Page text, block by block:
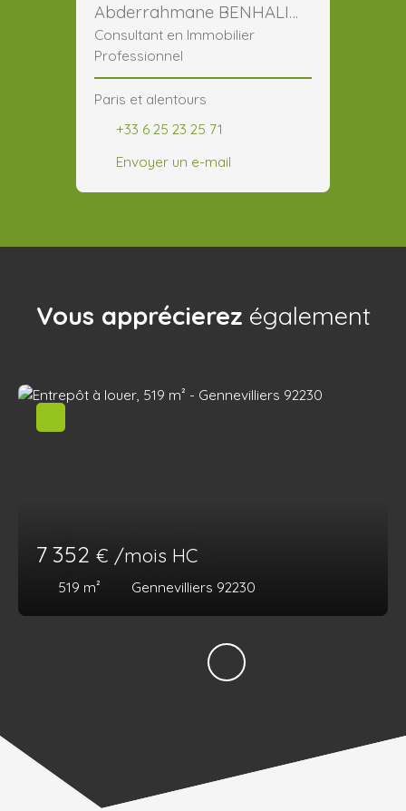
Abderrahmane BENHALIMA
Consultant en Immobilier
Professionnel
Paris et alentours
+33 6 25 23 25 71
Envoyer un e-mail
Vous apprécierez également
7 352 € /mois HC
519 m² Gennevilliers 92230